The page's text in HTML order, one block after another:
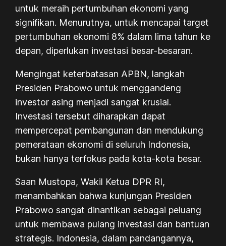
untuk meraih pertumbuhan ekonomi yang
signifikan. Menurutnya, untuk mencapai target
pertumbuhan ekonomi 8% dalam lima tahun ke
depan, diperlukan investasi besar-besaran.
Mengingat keterbatasan APBN, langkah
Presiden Prabowo untuk menggandeng
investor asing menjadi sangat krusial.
Investasi tersebut diharapkan dapat
mempercepat pembangunan dan mendukung
pemerataan ekonomi di seluruh Indonesia,
bukan hanya terfokus pada kota-kota besar.
Saan Mustopa, Wakil Ketua DPR RI,
menambahkan bahwa kunjungan Presiden
Prabowo sangat dinantikan sebagai peluang
untuk membawa pulang investasi dan bantuan
strategis. Indonesia, dalam pandangannya,